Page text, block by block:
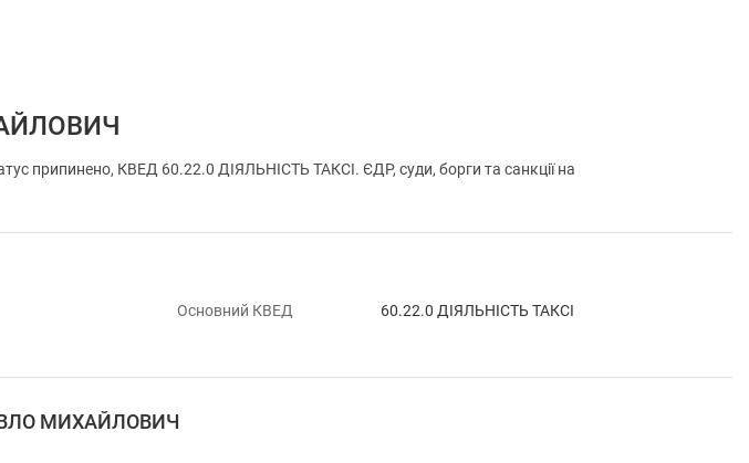
КВЕД 60.22.0 ДІЯЛЬНІСТЬ ТАКСІ. ЄДР, суди, борги та санкції на
Основний КВЕД
60.22.0 ДІЯЛЬНІСТЬ ТАКСІ
МИХАЙЛОВИЧ